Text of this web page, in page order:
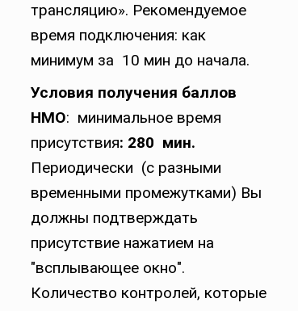
трансляцию». Рекомендуемое
время подключения: как
минимум за 10 мин до начала.
Условия получения баллов
НМО: минимальное время
присутствия: 280 мин.
Периодически (с разными
временными промежутками) Вы
должны подтверждать
присутствие нажатием на
"всплывающее окно".
Количество контролей, которые